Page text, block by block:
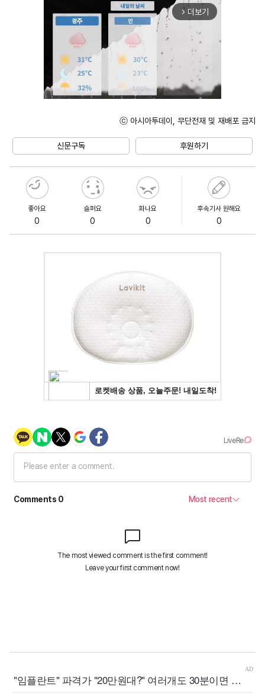
arrow_forward_ios 더보기
ⓒ 아시아투데이, 무단전재 및 재배포 금지
신문구독 후원하기
좋아요
0
슬퍼요
0
화나요
0
후속기사 원해요
0